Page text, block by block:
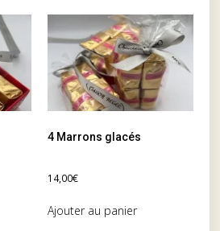
4 Marrons glacés
14,00€
Ajouter au panier